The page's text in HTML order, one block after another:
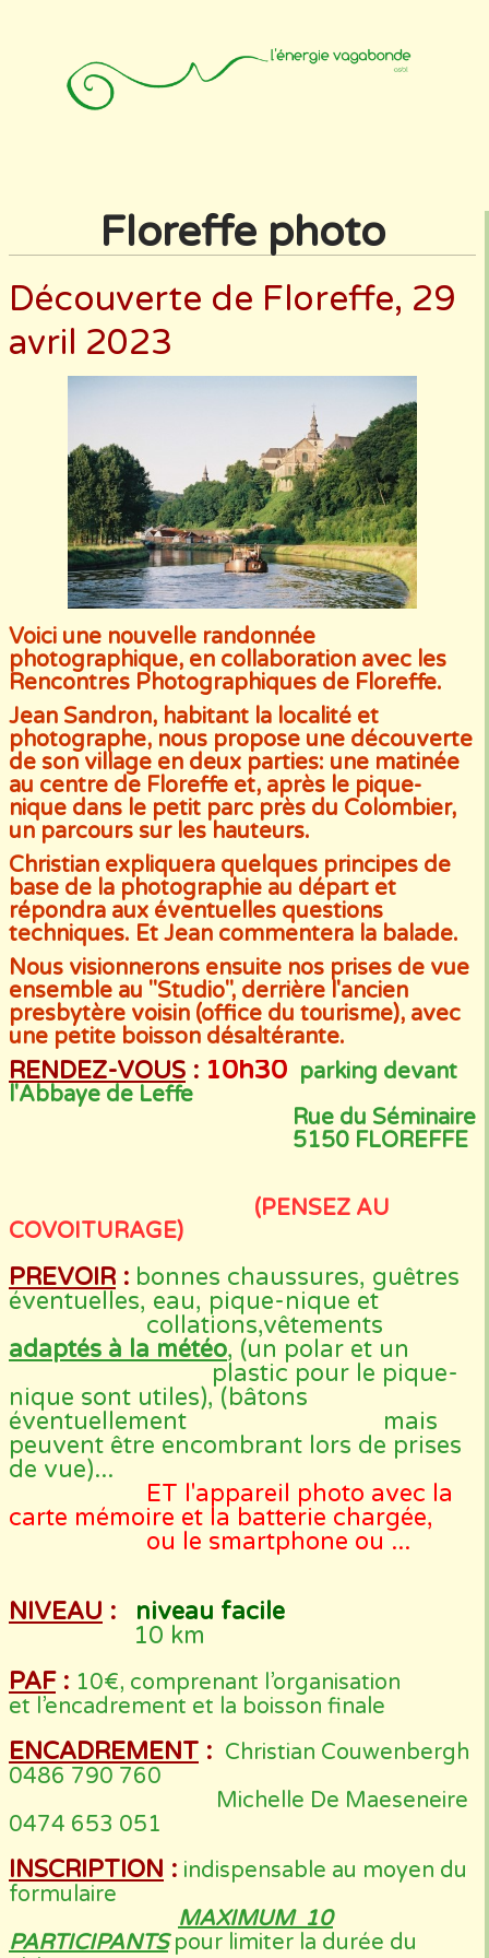
Animateurs
Contact
Floreffe photo
Découverte de Floreffe, 29
avril 2023
Voici une nouvelle randonnée
photographique, en collaboration avec les
Rencontres Photographiques de Floreffe.
Jean Sandron, habitant la localité et
photographe, nous propose une découverte
de son village en deux parties: une matinée
au centre de Floreffe et, après le pique-
nique dans le petit parc près du Colombier,
un parcours sur les hauteurs.
Christian expliquera quelques principes de
base de la photographie au départ et
répondra aux éventuelles questions
techniques. Et Jean commentera la balade.
Nous visionnerons ensuite nos prises de vue
ensemble au "Studio", derrière l'ancien
presbytère voisin (office du tourisme), avec
une petite boisson désaltérante.
RENDEZ-VOUS : 10h30 parking devant
l'Abbaye de Leffe
Rue du Séminaire
5150 FLOREFFE
(PENSEZ AU
COVOITURAGE)
PREVOIR : bonnes chaussures, guêtres
éventuelles, eau, pique-nique et
collations,vêtements
adaptés à la météo, (un polar et un
plastic pour le pique-
nique sont utiles), (bâtons
éventuellement mais
peuvent être encombrant lors de prises
de vue)...
ET l'appareil photo avec la
carte mémoire et la batterie chargée,
ou le smartphone ou ...
NIVEAU :
niveau facile
10 km
PAF: 10€, comprenant l’organisation
et l’encadrement et la boisson finale
ENCADREMENT : Christian Couwenbergh
0486 790 760
Michelle De Maeseneire
0474 653 051
INSCRIPTION : indispensable au moyen du
formulaire
MAXIMUM 10
PARTICIPANTSpour limiter la durée du